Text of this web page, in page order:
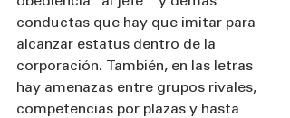
conductas que hay que imitar para
alcanzar estatus dentro de la
corporación. También, en las letras
hay amenazas entre grupos rivales,
competencias por plazas y hasta